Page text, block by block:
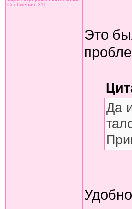
Сообщения: 311
Это
Да